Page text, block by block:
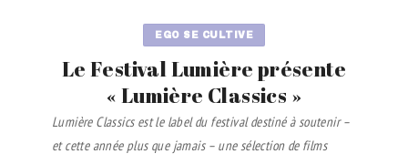
EGO SE CULTIVE
Le Festival Lumière présente
« Lumière Classics »
Lumière Classics est le label du festival destiné à soutenir –
et cette année plus que jamais – une sélection de films